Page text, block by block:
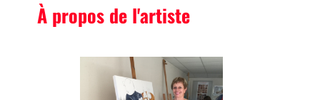
À propos de l'artiste